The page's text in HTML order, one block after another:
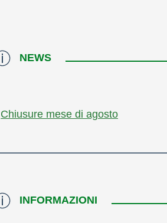
NEWS
Chiusure mese di agosto
INFORMAZIONI